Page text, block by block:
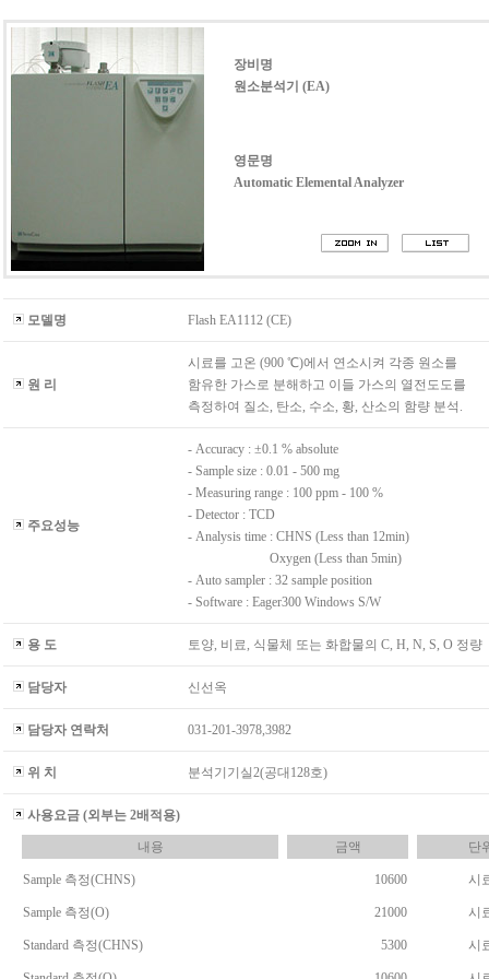
장비명
원소분석기 (EA)
영문명
Automatic Elemental Analyzer
모델명 Flash EA1112 (CE)
원 리
시료를 고온 (900 ℃)에서 연소시켜 각종 원소를
함유한 가스로 분해하고 이들 가스의 열전도도를
측정하여 질소, 탄소, 수소, 황, 산소의 함량 분석.
주요성능
- Accuracy : ±0.1 % absolute
- Sample size : 0.01 - 500 mg
- Measuring range : 100 ppm - 100 %
- Detector : TCD
- Analysis time : CHNS (Less than 12min)
Oxygen (Less than 5min)
- Auto sampler : 32 sample position
- Software : Eager300 Windows S/W
용 도 토양, 비료, 식물체 또는 화합물의 C, H, N, S, O 정량
담당자 신선옥
담당자 연락처 031-201-3978,3982
위 치 분석기기실2(공대128호)
사용요금 (외부는 2배적용)
내용 금액 단
Sample 측정(CHNS) 10600 시
Sample 측정(O) 21000 시
Standard 측정(CHNS) 5300 시